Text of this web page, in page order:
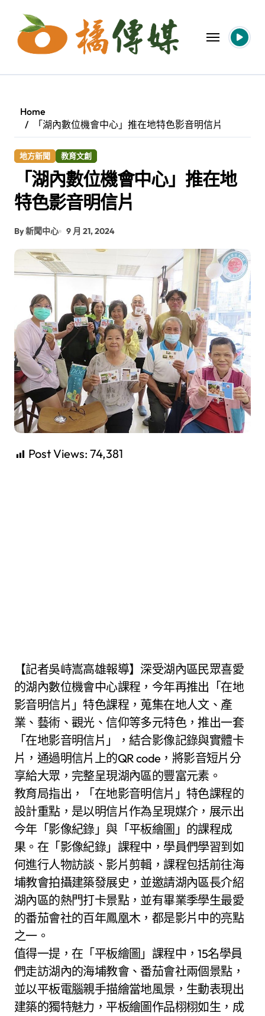
content
Home
「湖內數位機會中心」推在地特色影音明信片
地方新聞 教育文創
「湖內數位機會中心」推在地
特色影音明信片
By 新聞中心 9 月 21, 2024
Post Views: 74,381
【記者吳峙嵩高雄報導】深受湖內區民眾喜愛
的湖內數位機會中心課程，今年再推出「在地
影音明信片」特色課程，蒐集在地人文、產
業、藝術、觀光、信仰等多元特色，推出一套
「在地影音明信片」，結合影像記錄與實體卡
片，通過明信片上的QR code，將影音短片分
享給大眾，完整呈現湖內區的豐富元素。
教育局指出，「在地影音明信片」特色課程的
設計重點，是以明信片作為呈現媒介，展示出
今年「影像紀錄」與「平板繪圖」的課程成
果。在「影像紀錄」課程中，學員們學習到如
何進行人物訪談、影片剪輯，課程包括前往海
埔教會拍攝建築發展史，並邀請湖內區長介紹
湖內區的熱門打卡景點，並有畢業季學生最愛
的番茄會社的百年鳳凰木，都是影片中的亮點
之一。
值得一提，在「平板繪圖」課程中，15名學員
們走訪湖內的海埔教會、番茄會社兩個景點，
並以平板電腦親手描繪當地風景，生動表現出
建築的獨特魅力，平板繪圖作品栩栩如生，成